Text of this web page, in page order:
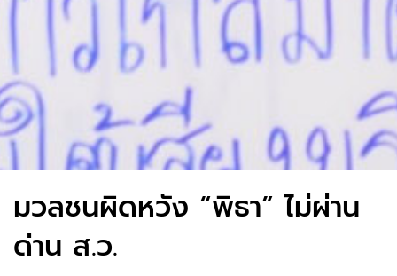
มวลชนผิดหวัง “พิธา” ไม่ผ่าน
ด่าน ส.ว.